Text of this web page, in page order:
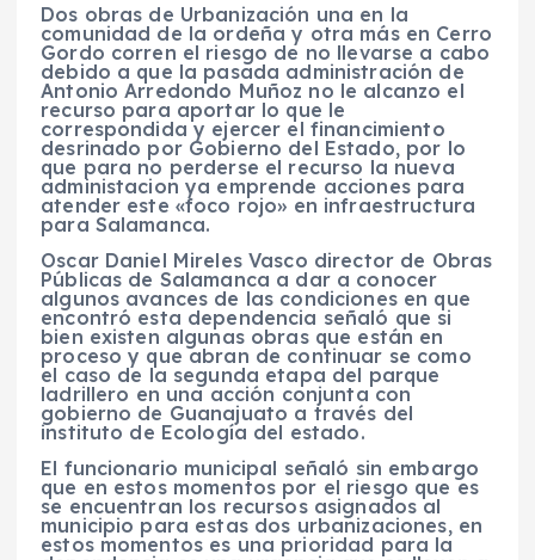
Dos obras de Urbanización una en la
comunidad de la ordeña y otra más en Cerro
Gordo corren el riesgo de no llevarse a cabo
debido a que la pasada administración de
Antonio Arredondo Muñoz no le alcanzo el
recurso para aportar lo que le
correspondida y ejercer el financimiento
desrinado por Gobierno del Estado, por lo
que para no perderse el recurso la nueva
administacion ya emprende acciones para
atender este «foco rojo» en infraestructura
para Salamanca.
Oscar Daniel Mireles Vasco director de Obras
Públicas de Salamanca a dar a conocer
algunos avances de las condiciones en que
encontró esta dependencia señaló que si
bien existen algunas obras que están en
proceso y que abran de continuar se como
el caso de la segunda etapa del parque
ladrillero en una acción conjunta con
gobierno de Guanajuato a través del
instituto de Ecología del estado.
El funcionario municipal señaló sin embargo
que en estos momentos por el riesgo que es
se encuentran los recursos asignados al
municipio para estas dos urbanizaciones, en
estos momentos es una prioridad para la